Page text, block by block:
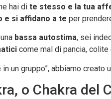
hai di te stesso e la tua
e si affidano a te per
bassa autostima, sei
come mal di pancia,
un gruppo”, abbiamo creato
o Chakra del